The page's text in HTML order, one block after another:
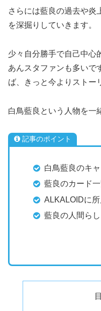
さらには藍良の過去や炎
を深掘りしていきます。
少々自分勝手で自己中心
あんスタファンも多いで
ば、きっと今よりストー
白鳥藍良という人物を一
記事のポイント
白鳥藍良のキ
藍良のカード
ALKALOIDに所
藍良の人間らし